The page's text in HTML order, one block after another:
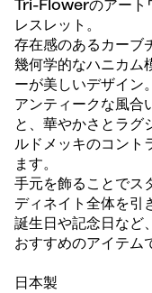
Tri-Flowerのアート
レスレット。
存在感のあるカーブ
幾何学的なハニカム
ーが美しいデザイン。
アンティークな風合
と、華やかさとラグ
ルドメッキのコント
ます。
手元を飾ることでス
ディネイト全体を引
誕生日や記念日など
おすすめのアイテム
日本製